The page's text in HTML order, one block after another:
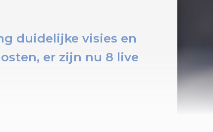
duidelijke visies en
er zijn nu 8 live